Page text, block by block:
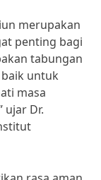
merupakan
penting bagi
tabungan
untuk
masa
ujar Dr.